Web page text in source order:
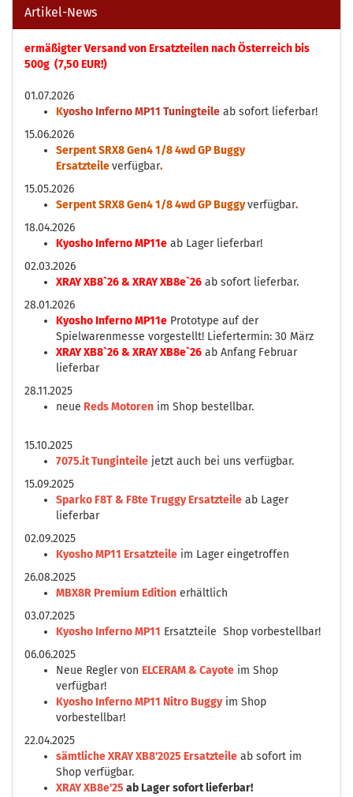
Artikel-News
ermäßigter Versand von Ersatzteilen nach Österreich bis
500g (7,50 EUR!)
01.07.2026
Kyosho Inferno MP11 Tuningteile ab sofort lieferbar!
15.06.2026
Serpent SRX8 Gen4 1/8 4wd GP Buggy
Ersatzteileverfügbar.
15.05.2026
Serpent SRX8 Gen4 1/8 4wd GP Buggyverfügbar.
18.04.2026
Kyosho Inferno MP11e ab Lager lieferbar!
02.03.2026
XRAY XB8`26 & XRAY XB8e`26 ab sofort lieferbar.
28.01.2026
Kyosho Inferno MP11e Prototype auf der
Spielwarenmesse vorgestellt! Liefertermin: 30 März
XRAY XB8`26 & XRAY XB8e`26 ab Anfang Februar
lieferbar
28.11.2025
neue Reds Motoren im Shop bestellbar.
15.10.2025
7075.it Tunginteile jetzt auch bei uns verfügbar.
15.09.2025
Sparko F8T & F8te Truggy Ersatzteile ab Lager
lieferbar
02.09.2025
Kyosho MP11 Ersatzteile im Lager eingetroffen
26.08.2025
MBX8R Premium Edition erhältlich
03.07.2025
Kyosho Inferno MP11 Ersatzteile Shop vorbestellbar!
06.06.2025
Neue Regler von ELCERAM & Cayote im Shop
verfügbar!
Kyosho Inferno MP11 Nitro Buggyim Shop
vorbestellbar!
22.04.2025
sämtliche XRAY XB8'2025 Ersatzteile ab sofort im
Shop verfügbar.
XRAY XB8e'25 ab Lager sofort lieferbar!